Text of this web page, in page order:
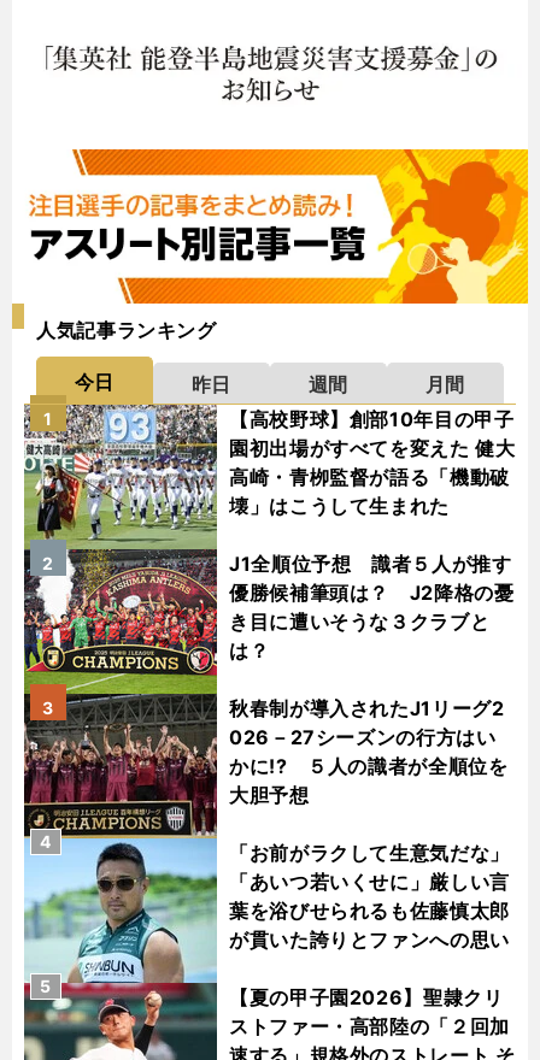
人気記事ランキング
今日 昨日 週間
月間
【高校野球】創部10年目の甲子
園初出場がすべてを変えた 健大
高崎・青栁監督が語る「機動破
壊」はこうして生まれた
1
J1全順位予想 識者５人が推す
優勝候補筆頭は？ J2降格の憂
き目に遭いそうな３クラブと
は？
2
秋春制が導入されたJ1リーグ2
026－27シーズンの行方はい
かに!? ５人の識者が全順位を
大胆予想
3
「お前がラクして生意気だな」
「あいつ若いくせに」厳しい言
葉を浴びせられるも佐藤慎太郎
が貫いた誇りとファンへの思い
4
【夏の甲子園2026】聖隷クリ
ストファー・高部陸の「２回加
5